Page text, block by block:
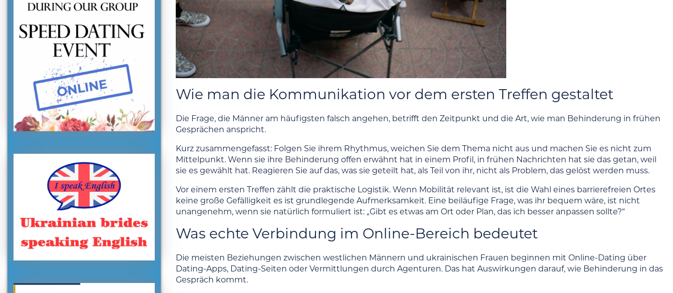
Wie man die Kommunikation vor dem ersten Treffen gestaltet
Die Frage, die Männer am häufigsten falsch angehen, betrifft den Zeitpunkt und die Art, wie man Behinderung in frühen
Gesprächen anspricht.
Kurz zusammengefasst: Folgen Sie ihrem Rhythmus, weichen Sie dem Thema nicht aus und machen Sie es nicht zum
Mittelpunkt. Wenn sie ihre Behinderung offen erwähnt hat in einem Profil, in frühen Nachrichten hat sie das getan, weil
sie es gewählt hat. Reagieren Sie auf das, was sie geteilt hat, als Teil von ihr, nicht als Problem, das gelöst werden muss.
Vor einem ersten Treffen zählt die praktische Logistik. Wenn Mobilität relevant ist, ist die Wahl eines barrierefreien Ortes
keine große Gefälligkeit es ist grundlegende Aufmerksamkeit. Eine beiläufige Frage, was ihr bequem wäre, ist nicht
unangenehm, wenn sie natürlich formuliert ist: „Gibt es etwas am Ort oder Plan, das ich besser anpassen sollte?“
Was echte Verbindung im Online-Bereich bedeutet
Die meisten Beziehungen zwischen westlichen Männern und ukrainischen Frauen beginnen mit Online-Dating über
Dating-Apps, Dating-Seiten oder Vermittlungen durch Agenturen. Das hat Auswirkungen darauf, wie Behinderung in das
Gespräch kommt.